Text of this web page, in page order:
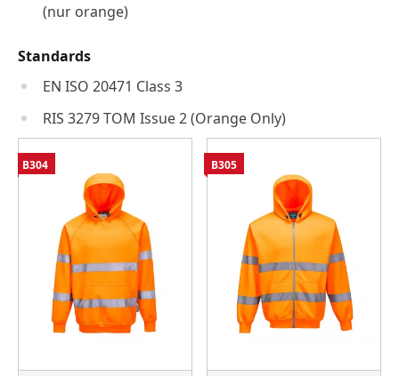
(nur orange)
Standards
EN ISO 20471 Class 3
RIS 3279 TOM Issue 2 (Orange Only)
B304 B305